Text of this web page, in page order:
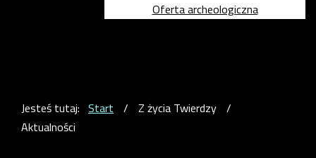
Oferta archeologiczna
Jesteś tutaj: Start / Z życia Twierdzy /
Aktualności